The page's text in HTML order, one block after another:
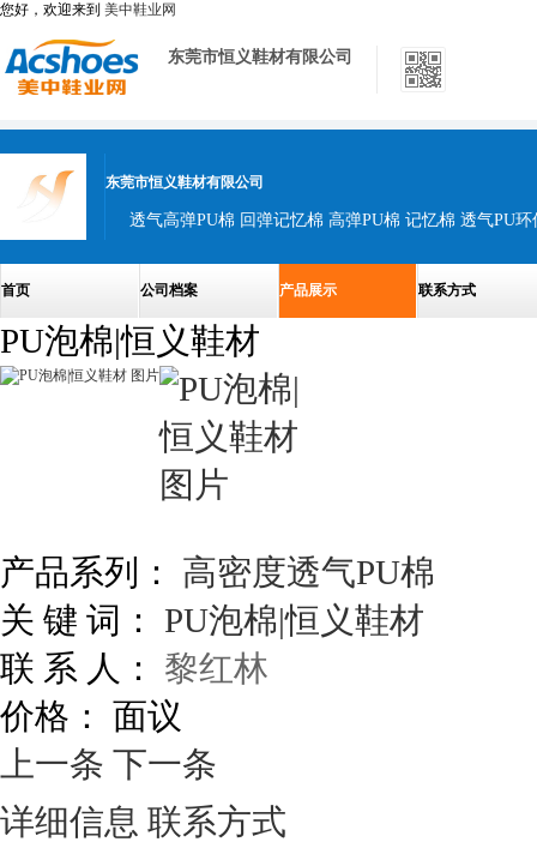
您好，欢迎来到 美中鞋业网
东莞市恒义鞋材有限公司
东莞市恒义鞋材有限公司
首页 公司档案 产品展示 联系方式
PU泡棉|恒义鞋材
产品系列：
高密度透气PU棉
关 键 词： PU泡棉|恒义鞋材
联 系 人：
黎红林
价格： 面议
上一条 下一条
详细信息 联系方式